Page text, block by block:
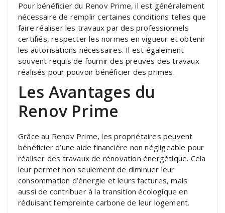
Pour bénéficier du Renov Prime, il est généralement
nécessaire de remplir certaines conditions telles que
faire réaliser les travaux par des professionnels
certifiés, respecter les normes en vigueur et obtenir
les autorisations nécessaires. Il est également
souvent requis de fournir des preuves des travaux
réalisés pour pouvoir bénéficier des primes.
Les Avantages du
Renov Prime
Grâce au Renov Prime, les propriétaires peuvent
bénéficier d’une aide financière non négligeable pour
réaliser des travaux de rénovation énergétique. Cela
leur permet non seulement de diminuer leur
consommation d’énergie et leurs factures, mais
aussi de contribuer à la transition écologique en
réduisant l’empreinte carbone de leur logement.